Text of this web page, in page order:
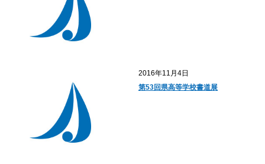
2016年11月4日
第53回県高等学校書道展